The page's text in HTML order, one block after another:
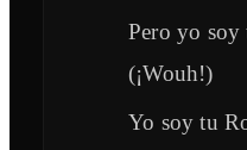
Pero yo soy
(¡Wouh!)
Yo soy tu